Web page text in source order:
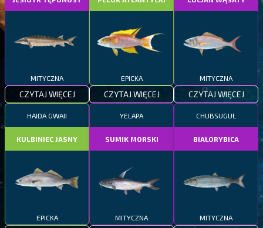
MITYCZNA
CZYTAJ WIĘCEJ
EPICKA
CZYTAJ WIĘCEJ
MITYCZNA
CZYTAJ WIĘCEJ
HAIDA GWAII
KULBINIEC JASNY
EPICKA
YELAPA
SUMIK MORSKI
MITYCZNA
CHUBSUGUŁ
BIAŁORYBICA
MITYCZNA